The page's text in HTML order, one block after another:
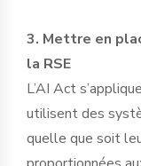
3. Mettre en
la RSE
L’AI Act
utilisent des
quelle que soit